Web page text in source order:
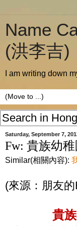
Name
(洪李吉)
I am writing down
Saturday, September 7,
Fw: 貴族幼
Similar(相關內容):
(來源：朋友
貴